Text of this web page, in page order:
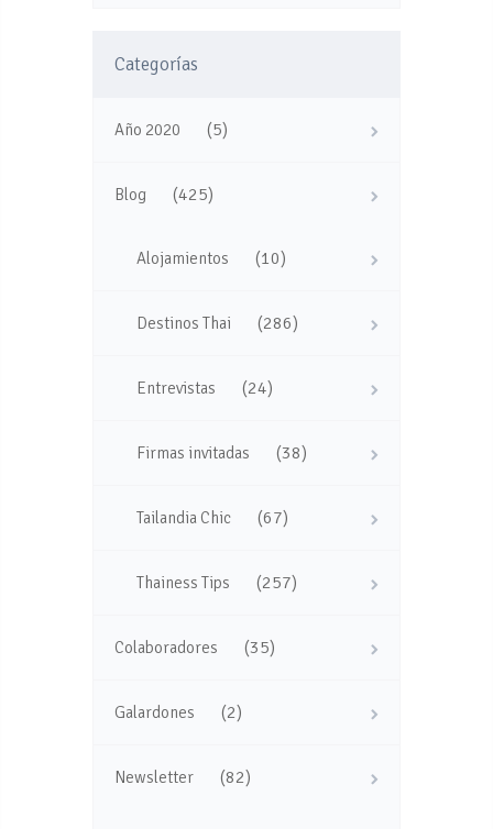
Categorías
Año 2020 (5)
Blog (425)
Alojamientos (10)
Destinos Thai (286)
Entrevistas (24)
Firmas invitadas (38)
Tailandia Chic (67)
Thainess Tips (257)
Colaboradores (35)
Galardones (2)
Newsletter (82)